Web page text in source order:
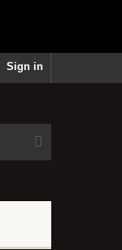
Sign in